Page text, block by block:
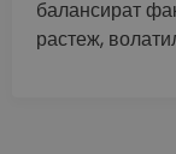
балансират
растеж,